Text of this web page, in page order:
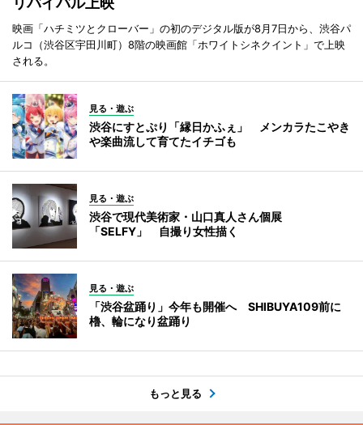
映画「ハチミツとクローバー」の初のデジタル版が8月7日から、渋谷パ
ルコ（渋谷区宇田川町）8階の映画館「ホワイトシネクイント」で上映
される。
見る・遊ぶ
渋谷にすとぷり「縁日かふぇ」 メンカラたこやき
や楽曲流して育てたイチゴも
見る・遊ぶ
渋谷で現代美術家・山口真人さん個展
「SELFY」 自撮り女性描く
見る・遊ぶ
「渋谷盆踊り」今年も開催へ SHIBUYA109前に
櫓、輪になり盆踊り
もっと見る